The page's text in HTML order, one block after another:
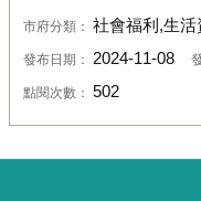
市府分類： 社會福利,生活
發布日期： 2024-11-08
點閱次數： 502